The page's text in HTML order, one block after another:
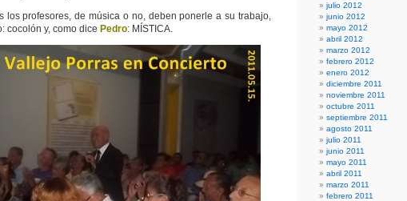
los profesores, de música o no, deben ponerle a su trabajo,
cocolón y, como dice Pedro: MÍSTICA.
julio 2012
junio 2012
mayo 2012
abril 2012
marzo 2012
febrero 2012
enero 2012
diciembre 2011
noviembre 2011
octubre 2011
septiembre 2011
agosto 2011
julio 2011
junio 2011
mayo 2011
abril 2011
marzo 2011
febrero 2011